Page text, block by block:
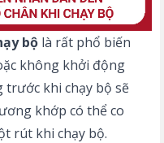
bộ là rất phổ biến
không khởi động
trước khi chạy bộ sẽ
khớp có thể co
rút khi chạy bộ.